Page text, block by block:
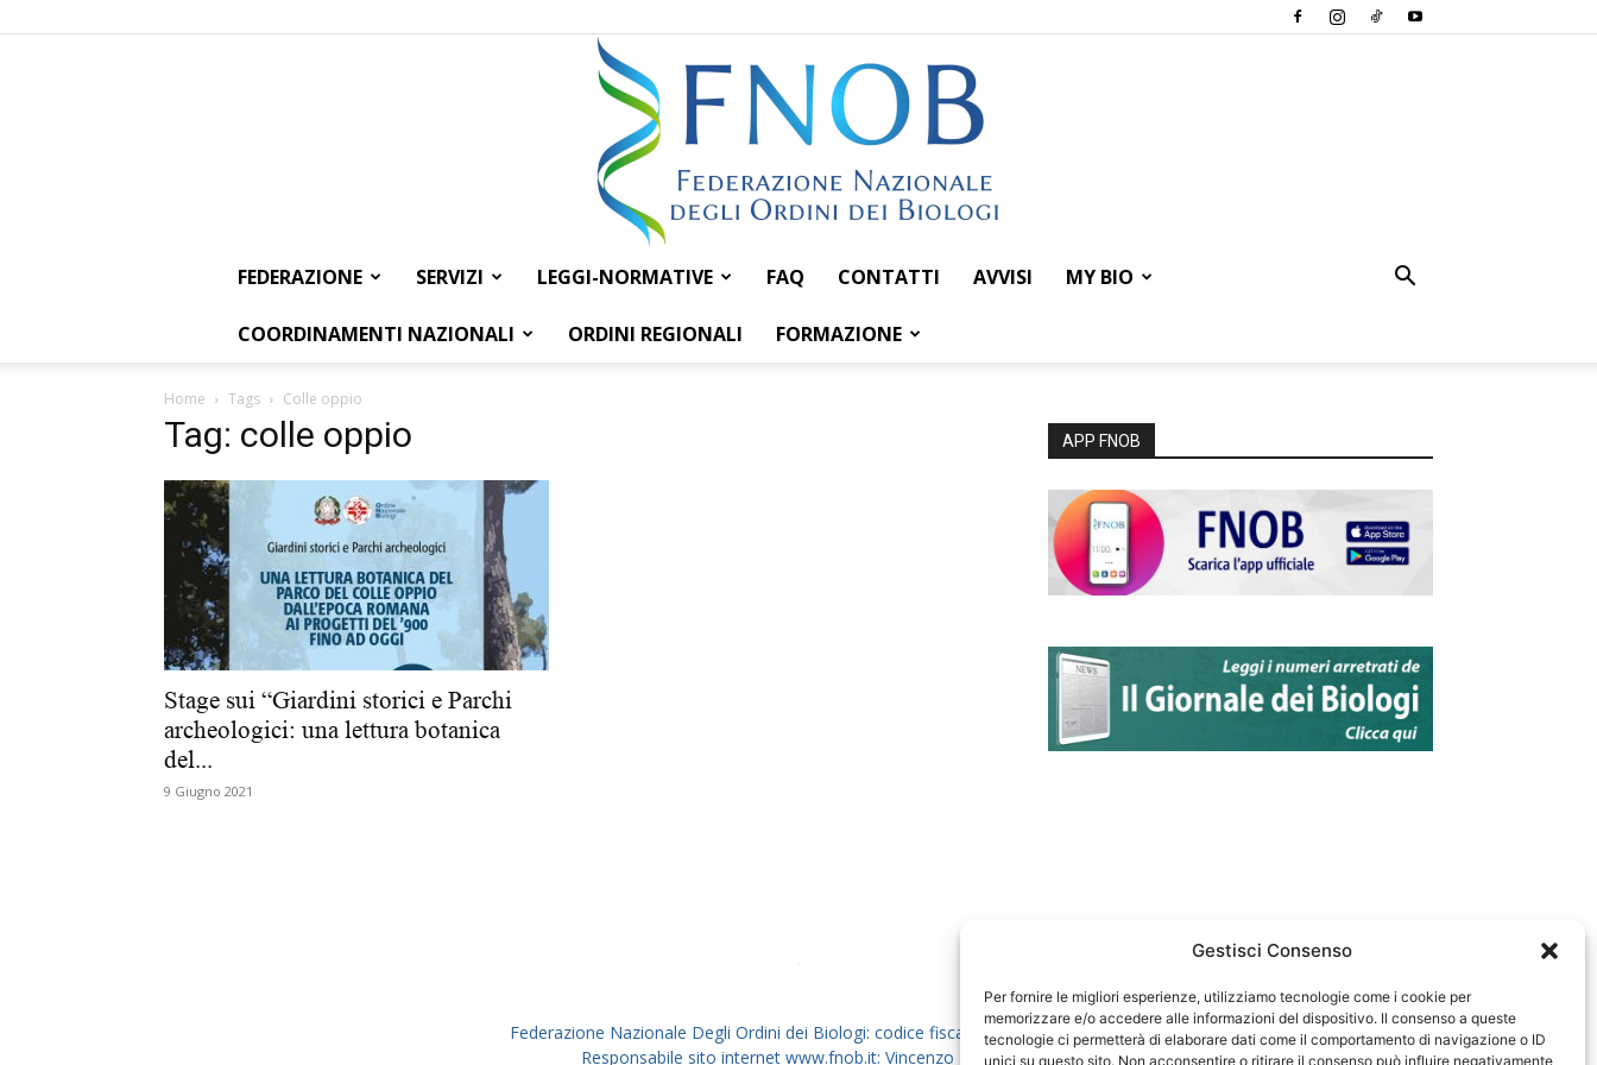
Gestisci Consenso
Per fornire le migliori esperienze, utilizziamo tecnologie come i cookie per
memorizzare e/o accedere alle informazioni del dispositivo. Il consenso a queste
tecnologie ci permetterà di elaborare dati come il comportamento di navigazione o ID
unici su questo sito. Non acconsentire o ritirare il consenso può influire negativamente
Federazione
FEDERAZIONE SERVIZI LEGGI-NORMATIVE FAQ CONTATTI AVVISI MY BIO
COORDINAMENTI NAZIONALI ORDINI REGIONALI FORMAZIONE
Home Tags Colle oppio
Tag: colle oppio
Stage sui “Giardini storici e Parchi
archeologici: una lettura botanica
del...
9 Giugno 2021
APP FNOB
Federazione Nazionale Degli Ordini dei Biologi: codice fiscale 80069130583
Responsabile sito internet www.fnob.it: Vincenzo D'Anna